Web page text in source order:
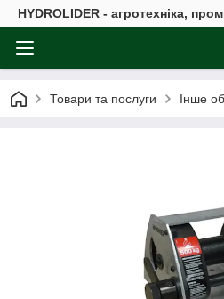
HYDROLIDER - агротехніка,
Товари та послуги Інше